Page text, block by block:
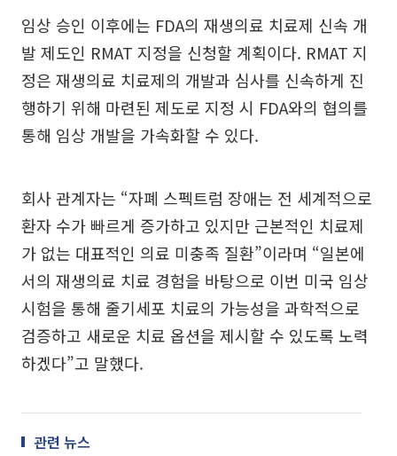
임상 승인 이후에는 FDA의 재생의료 치료제 신속 개
발 제도인 RMAT 지정을 신청할 계획이다. RMAT 지
정은 재생의료 치료제의 개발과 심사를 신속하게 진
행하기 위해 마련된 제도로 지정 시 FDA와의 협의를
통해 임상 개발을 가속화할 수 있다.
회사 관계자는 “자폐 스펙트럼 장애는 전 세계적으로
환자 수가 빠르게 증가하고 있지만 근본적인 치료제
가 없는 대표적인 의료 미충족 질환”이라며 “일본에
서의 재생의료 치료 경험을 바탕으로 이번 미국 임상
시험을 통해 줄기세포 치료의 가능성을 과학적으로
검증하고 새로운 치료 옵션을 제시할 수 있도록 노력
하겠다”고 말했다.
관련 뉴스